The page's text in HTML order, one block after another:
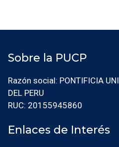
Sobre la PUCP
Razón social: PONTIFICIA
DEL PERU
RUC: 20155945860
Enlaces de Interés